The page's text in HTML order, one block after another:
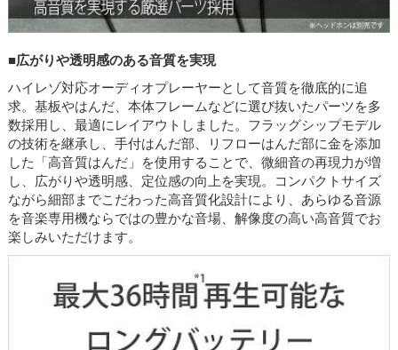
■広がりや透明感のある音質を実現
ハイレゾ対応オーディオプレーヤーとして音質を徹底的に追
求。基板やはんだ、本体フレームなどに選び抜いたパーツを多
数採用し、最適にレイアウトしました。フラッグシップモデル
の技術を継承し、手付はんだ部、リフローはんだ部に金を添加
した「高音質はんだ」を使用することで、微細音の再現力が増
し、広がりや透明感、定位感の向上を実現。コンパクトサイズ
ながら細部までこだわった高音質化設計により、あらゆる音源
を音楽専用機ならではの豊かな音場、解像度の高い高音質でお
楽しみいただけます。